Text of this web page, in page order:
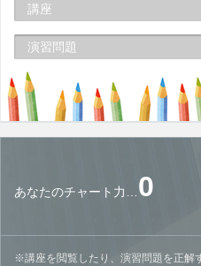
講座
演習問題
あなたのチャート力… 0
※講座を閲覧したり、演習問題を正解